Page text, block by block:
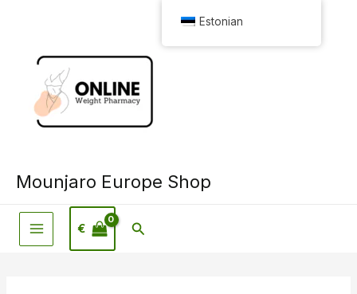
Mounjaro Europe Shop
€ Otsi
Estonian